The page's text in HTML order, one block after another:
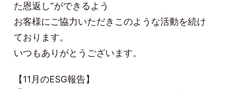
た恩返し”ができるよう
お客様にご協力いただきこのような活動を続け
ております。
いつもありがとうございます。
【11月のESG報告】